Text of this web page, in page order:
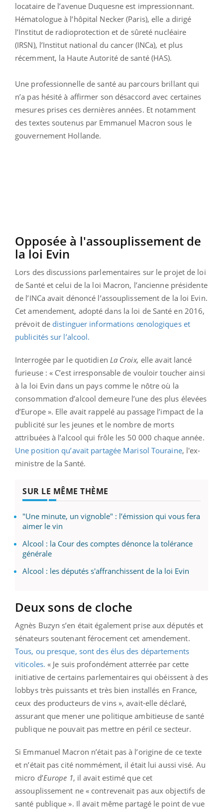
locataire de l’avenue Duquesne est impressionnant.
Hématologue à l’hôpital Necker (Paris), elle a dirigé
l’Institut de radioprotection et de sûreté nucléaire
(IRSN), l’Institut national du cancer (INCa), et plus
récemment, la Haute Autorité de santé (HAS).
Une professionnelle de santé au parcours brillant qui
n’a pas hésité à affirmer son désaccord avec certaines
mesures prises ces dernières années. Et notamment
des textes soutenus par Emmanuel Macron sous le
gouvernement Hollande.
Opposée à l'assouplissement de
la loi Evin
Lors des discussions parlementaires sur le projet de loi
de Santé et celui de la loi Macron, l’ancienne présidente
de l’INCa avait dénoncé l’assouplissement de la loi Evin.
Cet amendement, adopté dans la loi de Santé en 2016,
prévoit de distinguer informations œnologiques et
publicités sur l’alcool.
Interrogée par le quotidien La Croix, elle avait lancé
furieuse : « C’est irresponsable de vouloir toucher ainsi
à la loi Evin dans un pays comme le nôtre où la
consommation d’alcool demeure l’une des plus élevées
d’Europe ». Elle avait rappelé au passage l’impact de la
publicité sur les jeunes et le nombre de morts
attribuées à l’alcool qui frôle les 50 000 chaque année.
Une position qu’avait partagée Marisol Touraine, l'ex-
ministre de la Santé.
SUR LE MÊME THÈME
"Une minute, un vignoble" : l’émission qui vous fera
aimer le vin
Alcool : la Cour des comptes dénonce la tolérance
générale
Alcool : les députés s'affranchissent de la loi Evin
Deux sons de cloche
Agnès Buzyn s’en était également prise aux députés et
sénateurs soutenant férocement cet amendement.
Tous, ou presque, sont des élus des départements
viticoles. « Je suis profondément atterrée par cette
initiative de certains parlementaires qui obéissent à des
lobbys très puissants et très bien installés en France,
ceux des producteurs de vins », avait-elle déclaré,
assurant que mener une politique ambitieuse de santé
publique ne pouvait pas mettre en péril ce secteur.
Si Emmanuel Macron n’était pas à l’origine de ce texte
et n’était pas cité nommément, il était lui aussi visé. Au
micro d’Europe 1, il avait estimé que cet
assouplissement ne « contrevenait pas aux objectifs de
santé publique ». Il avait même partagé le point de vue